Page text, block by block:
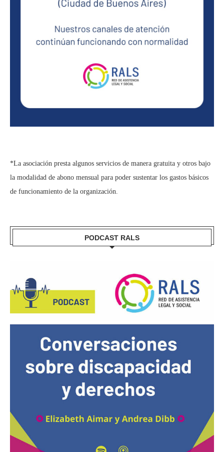
*La asociación presta algunos servicios de manera gratuita y otros bajo
la modalidad de abono mensual para poder sustentar los gastos básicos
de funcionamiento de la organización.
PODCAST RALS